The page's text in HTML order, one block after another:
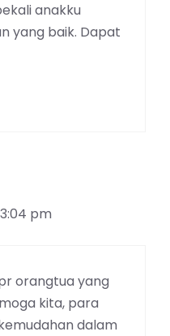
anakku
yang baik. Dapat
pm
orangtua yang
kita, para
dalam